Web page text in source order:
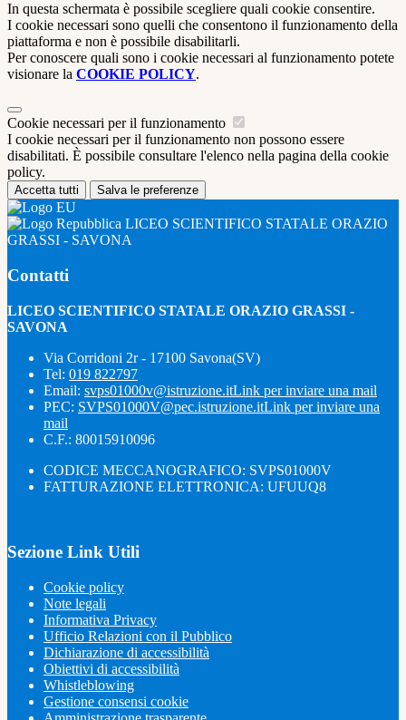
In questa schermata è possibile scegliere quali cookie consentire.
I cookie necessari sono quelli che consentono il funzionamento della
piattaforma e non è possibile disabilitarli.
Per conoscere quali sono i cookie necessari al funzionamento potete
visionare la COOKIE POLICY.
Cookie necessari per il funzionamento
I cookie necessari per il funzionamento non possono essere
disabilitati. È possibile consultare l'elenco nella pagina della cookie
policy.
Accetta tutti Salva le preferenze
LICEO SCIENTIFICO STATALE ORAZIO
GRASSI - SAVONA
Contatti
LICEO SCIENTIFICO STATALE ORAZIO GRASSI -
SAVONA
Via Corridoni 2r - 17100 Savona(SV)
Tel: 019 822797
Email: svps01000v@istruzione.itLink per inviare una mail
PEC: SVPS01000V@pec.istruzione.itLink per inviare una
mail
C.F.: 80015910096
CODICE MECCANOGRAFICO: SVPS01000V
FATTURAZIONE ELETTRONICA: UFUUQ8
Sezione Link Utili
Cookie policy
Note legali
Informativa Privacy
Ufficio Relazioni con il Pubblico
Dichiarazione di accessibilità
Obiettivi di accessibilità
Whistleblowing
Gestione consensi cookie